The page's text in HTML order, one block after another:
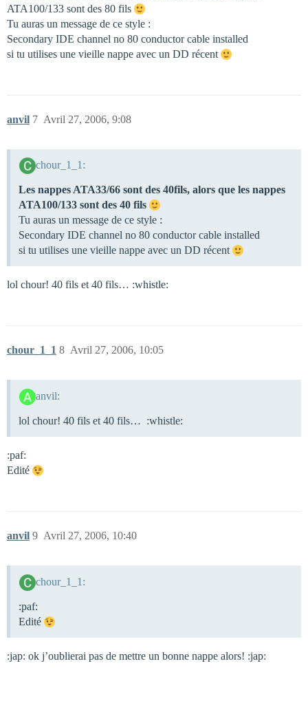
ATA100/133 sont des 80 fils
Tu auras un message de ce style :
Secondary IDE channel no 80 conductor cable installed
si tu utilises une vieille nappe avec un DD récent
anvil Avril 27, 2006, 9:08
7
chour_1_1:
Les nappes ATA33/66 sont des 40fils, alors que les nappes
ATA100/133 sont des 40 fils
Tu auras un message de ce style :
Secondary IDE channel no 80 conductor cable installed
si tu utilises une vieille nappe avec un DD récent
lol chour! 40 fils et 40 fils… :whistle:
chour_1_1 Avril 27, 2006, 10:05
8
anvil:
lol chour! 40 fils et 40 fils… :whistle:
:paf:
Edité
anvil Avril 27, 2006, 10:40
9
chour_1_1:
:paf:
Edité
:jap: ok j’oublierai pas de mettre un bonne nappe alors! :jap: